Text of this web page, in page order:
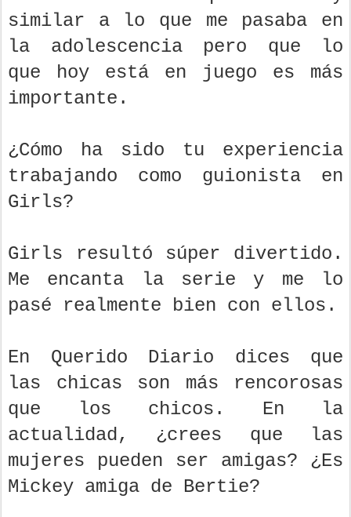
similar a lo que me pasaba en
la adolescencia pero que lo
que hoy está en juego es más
importante.
¿Cómo ha sido tu experiencia
trabajando como guionista en
Girls?
Girls resultó súper divertido.
Me encanta la serie y me lo
pasé realmente bien con ellos.
En Querido Diario dices que
las chicas son más rencorosas
que los chicos. En la
actualidad, ¿crees que las
mujeres pueden ser amigas? ¿Es
Mickey amiga de Bertie?